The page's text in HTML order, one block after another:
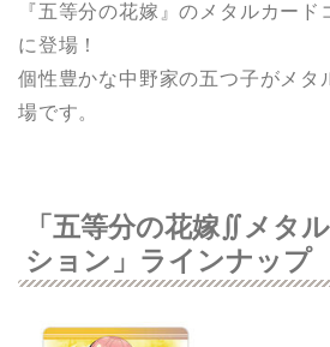
『五等分の花嫁』のメタルカード
に登場！
個性豊かな中野家の五つ子がメタ
場です。
「五等分の花嫁∬メタ
ション」ラインナップ